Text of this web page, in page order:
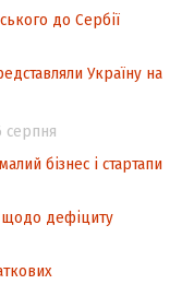
прав
у
щодо
до Сербії
Україну на
серпня
бізнес і стартапи
щодо дефіциту